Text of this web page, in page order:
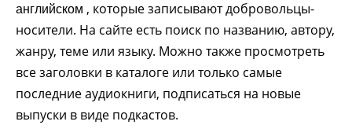
английском , которые записывают добровольцы-
носители. На сайте есть поиск по названию, автору,
жанру, теме или языку. Можно также просмотреть
все заголовки в каталоге или только самые
последние аудиокниги, подписаться на новые
выпуски в виде подкастов.